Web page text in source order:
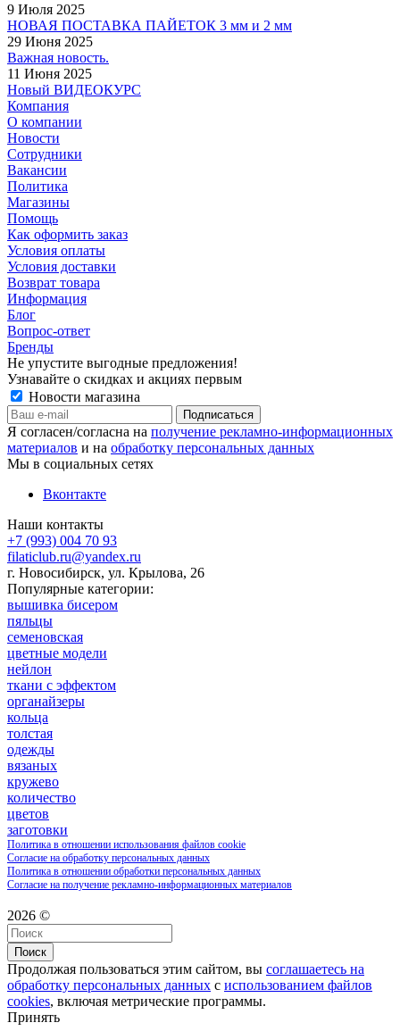
9 Июля 2025
НОВАЯ ПОСТАВКА ПАЙЕТОК 3 мм и 2 мм
29 Июня 2025
Важная новость.
11 Июня 2025
Новый ВИДЕОКУРС
Компания
О компании
Новости
Сотрудники
Вакансии
Политика
Магазины
Помощь
Как оформить заказ
Условия оплаты
Условия доставки
Возврат товара
Информация
Блог
Вопрос-ответ
Бренды
Не упустите выгодные предложения!
Узнавайте о скидках и акциях первым
Новости магазина
Я согласен/согласна на получение рекламно-информационных
материалов и на обработку персональных данных
Мы в социальных сетях
Вконтакте
Наши контакты
+7 (993) 004 70 93
filaticlub.ru@yandex.ru
г. Новосибирск, ул. Крылова, 26
Популярные категории:
вышивка бисером
пяльцы
семеновская
цветные модели
нейлон
ткани с эффектом
органайзеры
кольца
толстая
одежды
вязаных
кружево
количество
цветов
заготовки
Политика в отношении использования файлов cookie
Согласие на обработку персональных данных
Политика в отношении обработки персональных данных
Согласие на получение рекламно-информационных материалов
2026 ©
Поиск
Продолжая пользоваться этим сайтом, вы соглашаетесь на
обработку персональных данных с использованием файлов
cookies, включая метрические программы.
Принять